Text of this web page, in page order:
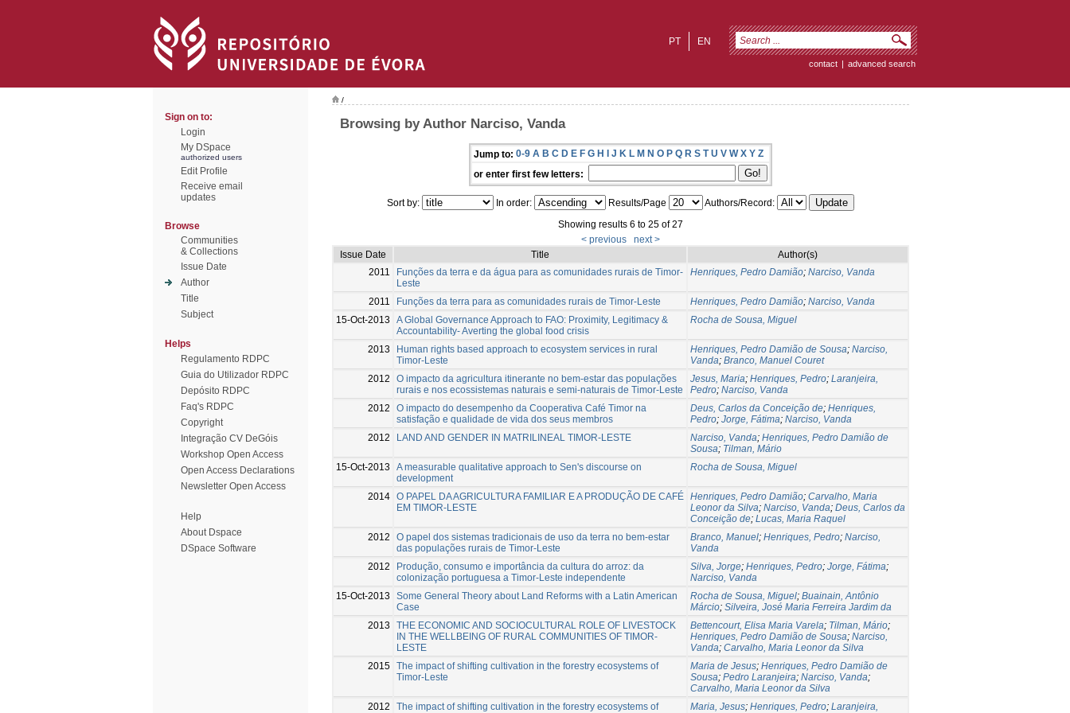
EN
PT
contact | advanced search
Sign on to:
Login
My DSpace
authorized users
Edit Profile
Receive email
updates
Browse
Communities
& Collections
Issue Date
Author
Title
Subject
Helps
Regulamento RDPC
Guia do Utilizador RDPC
Depósito RDPC
Faq's RDPC
Copyright
Integração CV DeGóis
Workshop Open Access
Open Access Declarations
Newsletter Open Access
Help
About Dspace
DSpace Software
/
Browsing by Author Narciso, Vanda
Jump to: 0-9 A B C D E F G H I J K L M N O P Q R S T U V W X Y Z
or enter first few letters:
Sort by: In order: Results/Page
Authors/Record:
Showing results 6 to 25 of 27
< previous
next >
Issue Date
Title
Author(s)
2011
Funções da terra e da água para as comunidades rurais de Timor-
Leste
Henriques, Pedro Damião; Narciso, Vanda
2011 Funções da terra para as comunidades rurais de Timor-Leste Henriques, Pedro Damião; Narciso, Vanda
15-Oct-2013
A Global Governance Approach to FAO: Proximity, Legitimacy &
Accountability- Averting the global food crisis
Rocha de Sousa, Miguel
2013
Human rights based approach to ecosystem services in rural
Timor-Leste
Henriques, Pedro Damião de Sousa; Narciso,
Vanda; Branco, Manuel Couret
2012
O impacto da agricultura itinerante no bem-estar das populações
rurais e nos ecossistemas naturais e semi-naturais de Timor-Leste
Jesus, Maria; Henriques, Pedro; Laranjeira,
Pedro; Narciso, Vanda
2012
O impacto do desempenho da Cooperativa Café Timor na
satisfação e qualidade de vida dos seus membros
Deus, Carlos da Conceição de; Henriques,
Pedro; Jorge, Fátima; Narciso, Vanda
2012
LAND AND GENDER IN MATRILINEAL TIMOR-LESTE Narciso, Vanda; Henriques, Pedro Damião de
Sousa; Tilman, Mário
15-Oct-2013
A measurable qualitative approach to Sen's discourse on
development
Rocha de Sousa, Miguel
2014 O PAPEL DA AGRICULTURA FAMILIAR E A PRODUÇÃO DE CAFÉ
EM TIMOR-LESTE
Henriques, Pedro Damião; Carvalho, Maria
Leonor da Silva; Narciso, Vanda; Deus, Carlos da
Conceição de; Lucas, Maria Raquel
2012
O papel dos sistemas tradicionais de uso da terra no bem-estar
das populações rurais de Timor-Leste
Branco, Manuel; Henriques, Pedro; Narciso,
Vanda
2012
Produção, consumo e importância da cultura do arroz: da
colonização portuguesa a Timor-Leste independente
Silva, Jorge; Henriques, Pedro; Jorge, Fátima;
Narciso, Vanda
15-Oct-2013
Some General Theory about Land Reforms with a Latin American
Case
Rocha de Sousa, Miguel; Buainain, Antônio
Márcio; Silveira, José Maria Ferreira Jardim da
2013
THE ECONOMIC AND SOCIOCULTURAL ROLE OF LIVESTOCK
IN THE WELLBEING OF RURAL COMMUNITIES OF TIMOR-
LESTE
Bettencourt, Elisa Maria Varela; Tilman, Mário;
Henriques, Pedro Damião de Sousa; Narciso,
Vanda; Carvalho, Maria Leonor da Silva
2015 The impact of shifting cultivation in the forestry ecosystems of
Timor-Leste
Maria de Jesus; Henriques, Pedro Damião de
Sousa; Pedro Laranjeira; Narciso, Vanda;
Carvalho, Maria Leonor da Silva
2012
The impact of shifting cultivation in the forestry ecosystems of
Maria, Jesus; Henriques, Pedro; Laranjeira,